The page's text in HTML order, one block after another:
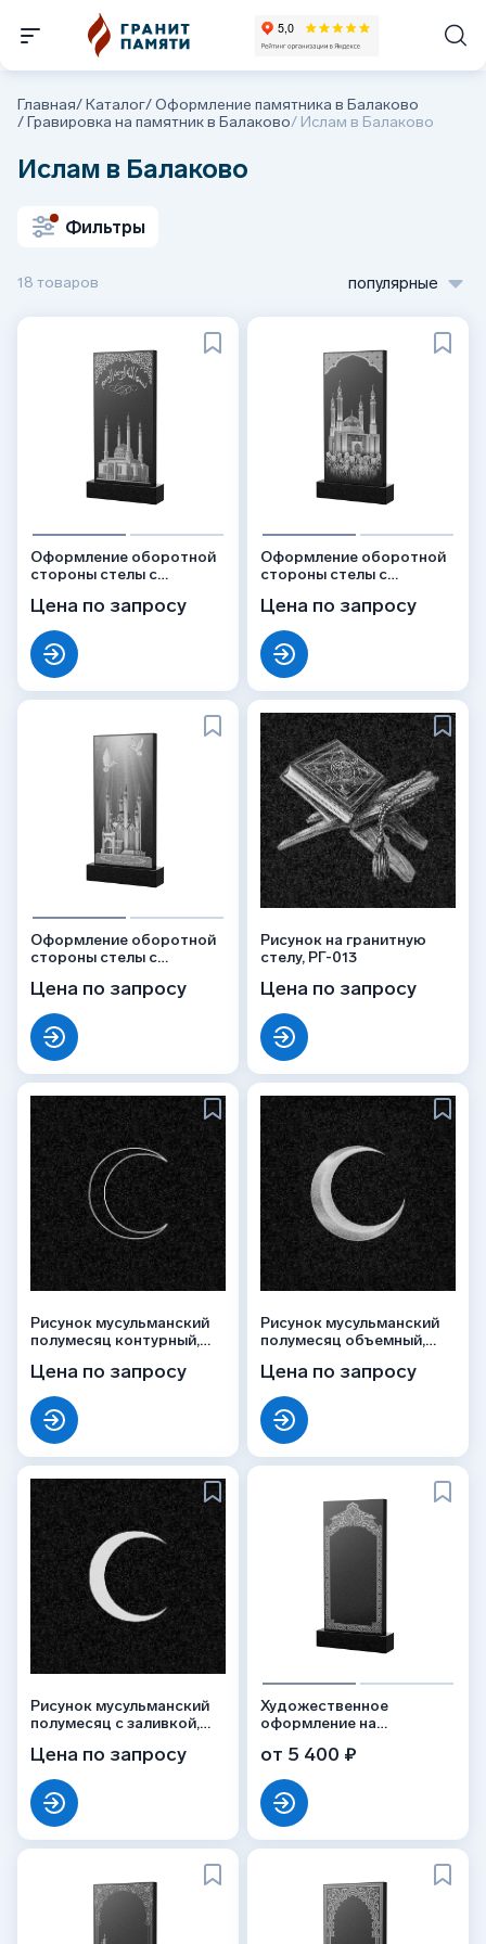
Главная/Каталог/Оформление памятника в Балаково
/Гравировка на памятник в Балаково/ Ислам в Балаково
Ислам в Балаково
Фильтры
18 товаров популярные
Оформление оборотной
стороны стелы с
Цена по запросу
Оформление оборотной
стороны стелы с
рисунок ОБ-052
Цена по запросу
Оформление оборотной
стороны стелы с
Цена по запросу
Рисунок на гранитную
стелу, РГ-013
Цена по запросу
Рисунок мусульманский
полумесяц контурный,
Цена по запросу
Рисунок мусульманский
полумесяц объемный,
Цена по запросу
Рисунок мусульманский
полумесяц с заливкой,
Цена по запросу
Художественное
оформление на
ВХО-044
от 5 400 ₽